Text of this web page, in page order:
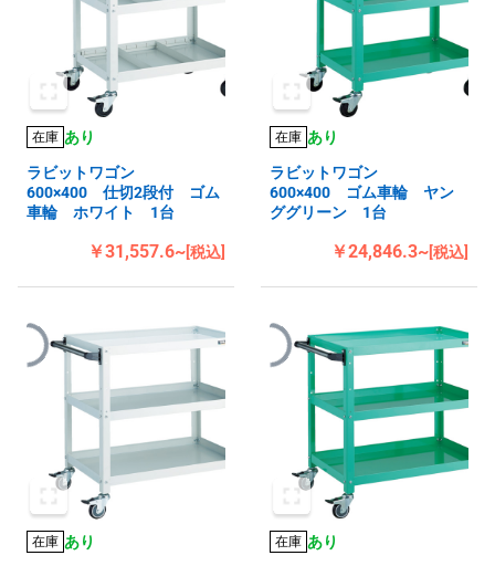
在庫 あり
ラビットワゴン
600×400 仕切2段付 ゴム
車輪 ホワイト 1台
￥31,557.6~[税込]
在庫 あり
ラビットワゴン
600×400 ゴム車輪 ヤン
ググリーン 1台
￥24,846.3~[税込]
在庫 あり
在庫 あり